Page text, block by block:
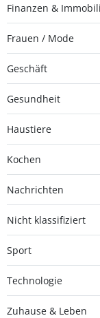
Finanzen &
Frauen / Mode
Geschäft
Gesundheit
Haustiere
Kochen
Nachrichten
Nicht klassifiziert
Sport
Technologie
Zuhause & Leben